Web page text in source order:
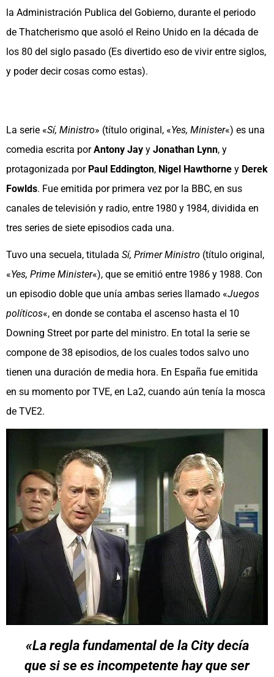
la Administración Publica del Gobierno, durante el periodo
de Thatcherismo que asoló el Reino Unido en la década de
los 80 del siglo pasado (Es divertido eso de vivir entre siglos,
y poder decir cosas como estas).
La serie «Sí, Ministro» (título original, «Yes, Minister«) es una
comedia escrita porAntony Jay y Jonathan Lynn, y
protagonizada por Paul Eddington, Nigel Hawthorne y Derek
Fowlds. Fue emitida por primera vez por la BBC, en sus
canales de televisión y radio, entre 1980 y 1984, dividida en
tres series de siete episodios cada una.
Tuvo una secuela, titulada Sí, Primer Ministro (título original,
«Yes, Prime Minister«), que se emitió entre 1986 y 1988. Con
un episodio doble que unía ambas series llamado «Juegos
políticos«, en donde se contaba el ascenso hasta el 10
Downing Street por parte del ministro. En total la serie se
compone de 38 episodios, de los cuales todos salvo uno
tienen una duración de media hora. En España fue emitida
en su momento por TVE, en La2, cuando aún tenía la mosca
de TVE2.
«La regla fundamental de la City decía
que si se es incompetente hay que ser